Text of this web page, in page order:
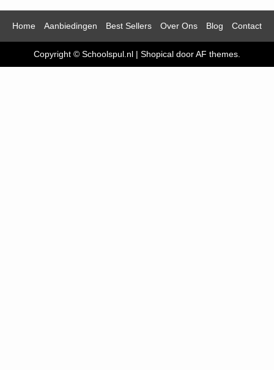
Home Aanbiedingen Best Sellers Over Ons Blog Contact
Copyright © Schoolspul.nl | Shopical door AF themes.